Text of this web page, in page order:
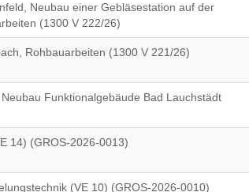
Neubau einer Gebläsestation auf der
(1300 V 222/26)
Rohbauarbeiten (1300 V 221/26)
Funktionalgebäude Bad Lauchstädt
14) (GROS-2026-0013)
(VE 10) (GROS-2026-0010)